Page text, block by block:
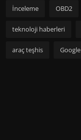
İnceleme OBD2
teknoloji haberleri
araç teşhis Google